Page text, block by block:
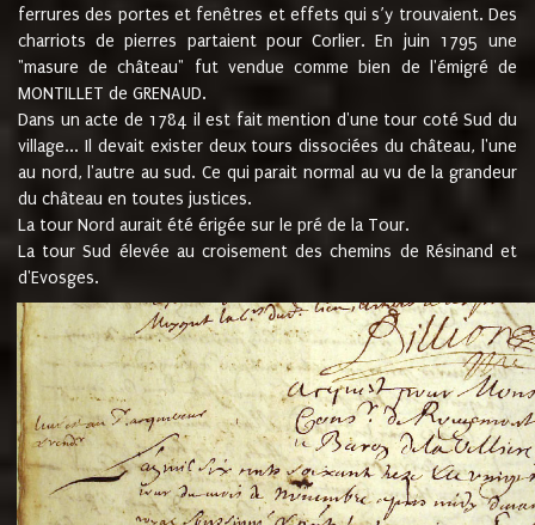
ferrures des portes et fenêtres et effets qui s’y trouvaient. Des
charriots de pierres partaient pour Corlier. En juin 1795 une
"masure de château" fut vendue comme bien de l'émigré de
MONTILLET de GRENAUD.
Dans un acte de 1784 il est fait mention d'une tour coté Sud du
village... Il devait exister deux tours dissociées du château, l'une
au nord, l'autre au sud. Ce qui parait normal au vu de la grandeur
du château en toutes justices.
La tour Nord aurait été érigée sur le pré de la Tour.
La tour Sud élevée au croisement des chemins de Résinand et
d'Evosges.